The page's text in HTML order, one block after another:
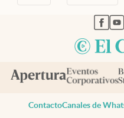
ContactoCanales de